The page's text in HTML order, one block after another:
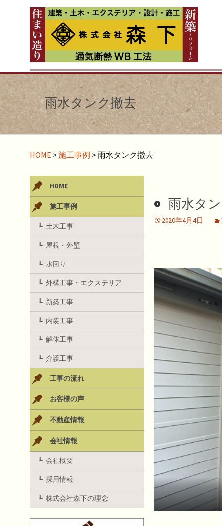
雨水タンク撤去
HOME > 施工事例 > 雨水タンク撤去
雨水タ
2020年4月4日
HOME
施工事例
土木工事
屋根・外壁
水回り
外構工事・エクステリア
新築工事
内装工事
解体工事
介護工事
工事の流れ
お客様の声
不動産情報
会社情報
会社概要
採用情報
株式会社森下の理念